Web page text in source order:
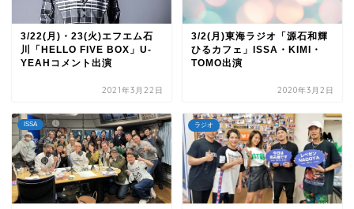
3/22(月)・23(火)エフエム石
川「HELLO FIVE BOX」U-
YEAHコメント出演
2021年3月22日
3/2(月)東海ラジオ「源石和輝
ひるカフェ」ISSA・KIMI・
TOMO出演
2020年3月2日
ISSA ラジオ